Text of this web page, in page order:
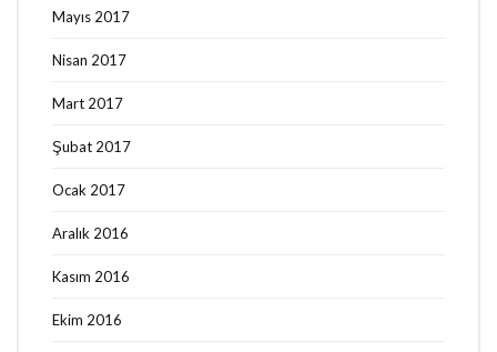
Mayıs 2017
Nisan 2017
Mart 2017
Şubat 2017
Ocak 2017
Aralık 2016
Kasım 2016
Ekim 2016